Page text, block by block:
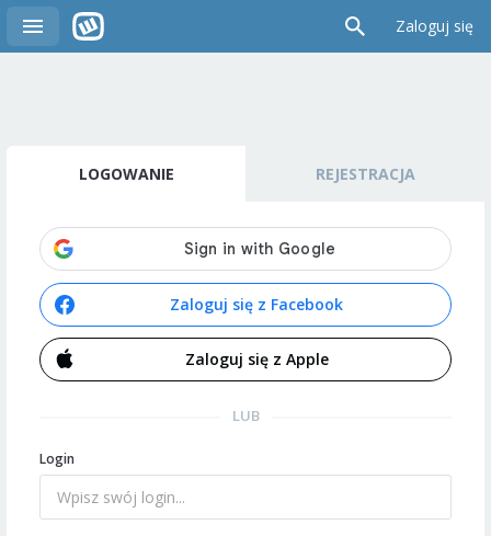
Zaloguj się
LOGOWANIE REJESTRACJA
Zaloguj się z Facebook
Zaloguj się z Apple
LUB
Login